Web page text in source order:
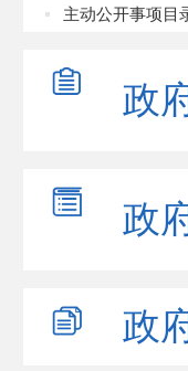
主动公开事项目
政
政
政